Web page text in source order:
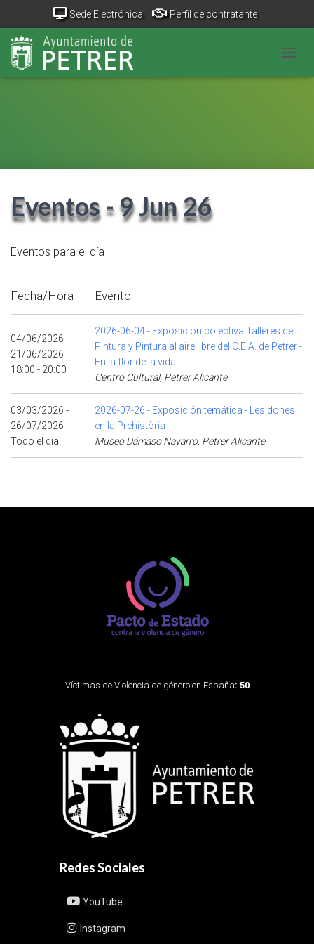
Sede Electrónica Perfil de contratante
Portal Transparencia
Canal de denuncias
Eventos - 9 Jun 26
Eventos para el día
Fecha/Hora Evento
04/06/2026 -
21/06/2026
18:00 - 20:00
2026-06-04 - Exposición colectiva Talleres de
Pintura y Pintura al aire libre del C.E.A. de Petrer -
En la flor de la vida
Centro Cultural, Petrer Alicante
03/03/2026 -
26/07/2026
Todo el día
2026-07-26 - Exposición temática - Les dones
en la Prehistòria
Museo Dámaso Navarro, Petrer Alicante
Víctimas de Violencia de género en España: 50
Redes Sociales
YouTube
Instagram